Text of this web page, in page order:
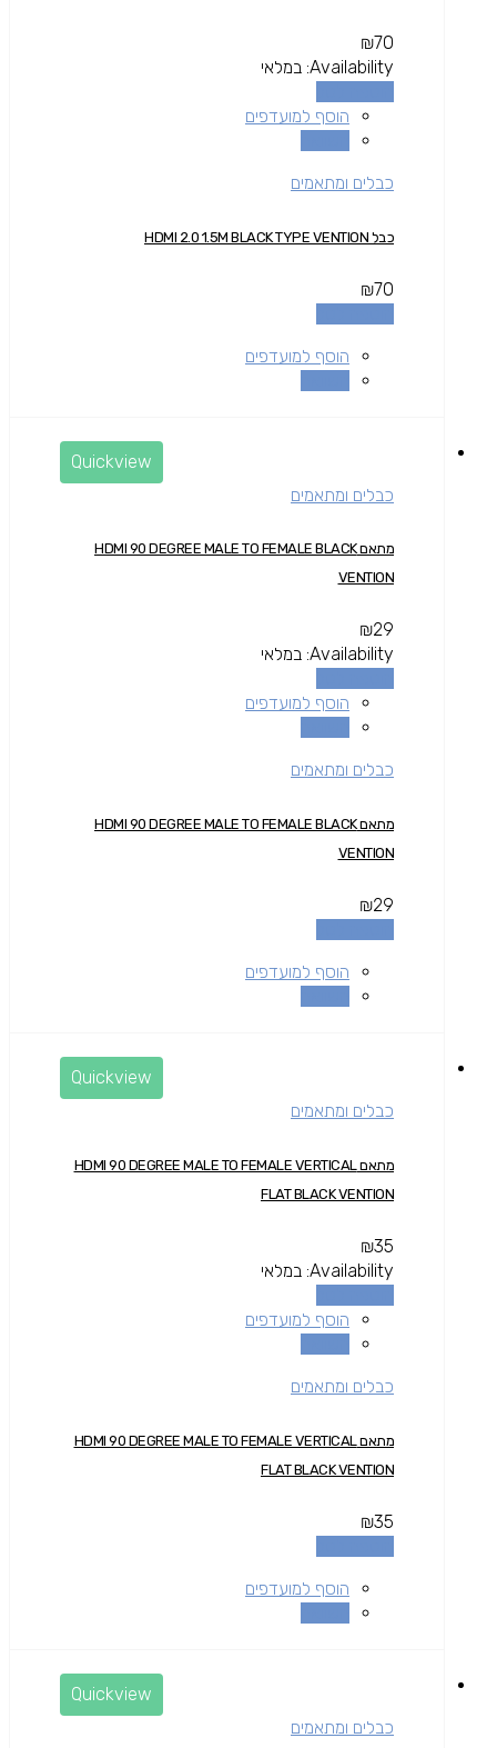
₪70
Availability: במלאי
הוסף למועדפים
כבלים ומתאמים
כבל HDMI 2.0 1.5M BLACK TYPE VENTION
₪70
הוסף למועדפים
Quickview
כבלים ומתאמים
מתאם HDMI 90 DEGREE MALE TO FEMALE BLACK
VENTION
₪29
Availability: במלאי
הוסף למועדפים
כבלים ומתאמים
מתאם HDMI 90 DEGREE MALE TO FEMALE BLACK
VENTION
₪29
הוסף למועדפים
Quickview
כבלים ומתאמים
מתאם HDMI 90 DEGREE MALE TO FEMALE VERTICAL
FLAT BLACK VENTION
₪35
Availability: במלאי
הוסף למועדפים
כבלים ומתאמים
מתאם HDMI 90 DEGREE MALE TO FEMALE VERTICAL
FLAT BLACK VENTION
₪35
הוסף למועדפים
Quickview
כבלים ומתאמים